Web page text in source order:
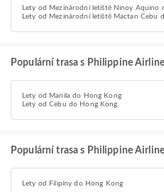
Lety od Mezinárodní letiště Ninoy Aquino
Lety od Mezinárodní letiště Mactan Cebu
Populární trasa s Philippine
Lety od Manila do Hong Kong
Lety od Cebu do Hong Kong
Populární trasa s Philippine
Lety od Filipíny do Hong Kong